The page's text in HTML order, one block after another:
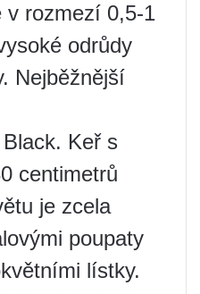
v rozmezí 0,5-1
odrůdy
Nejběžnější
Keř s
centimetrů
je zcela
poupaty
lístky.